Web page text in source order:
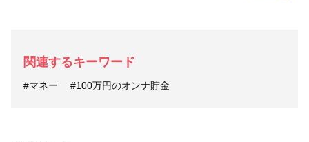
関連するキーワード
#マネー #100万円のオンナ貯金